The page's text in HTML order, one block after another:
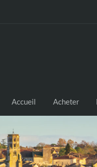
Accueil Acheter